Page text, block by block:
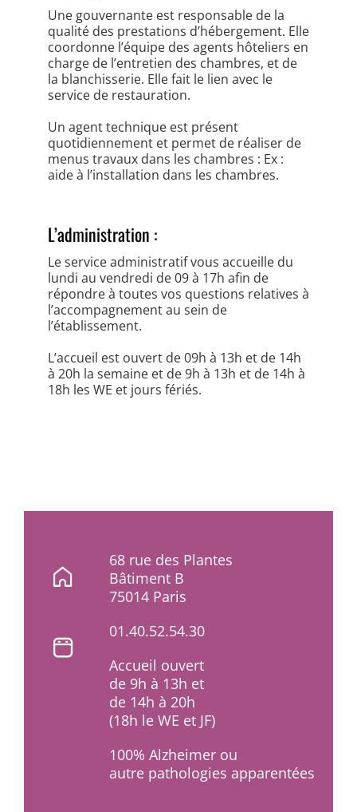
68 rue des Plantes
Bâtiment B
75014 Paris
01.40.52.54.30
Accueil ouvert
de 9h à 13h et
de 14h à 20h
(18h le WE et JF)
100% Alzheimer ou
autre pathologies apparentées
Une gouvernante est responsable de la
qualité des prestations d’hébergement. Elle
coordonne l’équipe des agents hôteliers en
charge de l’entretien des chambres, et de
la blanchisserie. Elle fait le lien avec le
service de restauration.
Un agent technique est présent
quotidiennement et permet de réaliser de
menus travaux dans les chambres : Ex :
aide à l’installation dans les chambres.
L’administration :
Le service administratif vous accueille du
lundi au vendredi de 09 à 17h afin de
répondre à toutes vos questions relatives à
l’accompagnement au sein de
l’établissement.
L’accueil est ouvert de 09h à 13h et de 14h
à 20h la semaine et de 9h à 13h et de 14h à
18h les WE et jours fériés.